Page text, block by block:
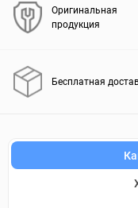
Оригинальная
продукция
Бесплатная